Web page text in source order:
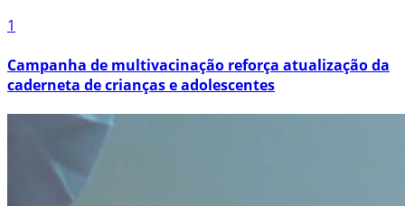
1
Campanha de multivacinação reforça atualização da
caderneta de crianças e adolescentes